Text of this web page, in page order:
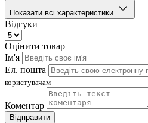
Показати всі характеристики
Відгуки
Оцінити товар
Ім'я
Ел. пошта
користувачам
Коментар
Відправити